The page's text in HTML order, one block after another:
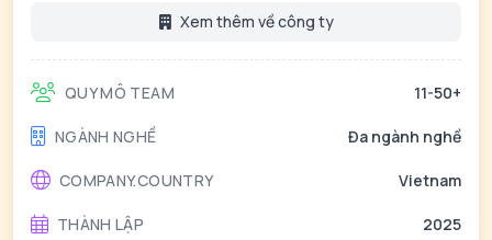
Xem thêm về công ty
QUY MÔ TEAM 11-50+
NGÀNH NGHỀ Đa ngành nghề
COMPANY.COUNTRY Vietnam
THÀNH LẬP 2025